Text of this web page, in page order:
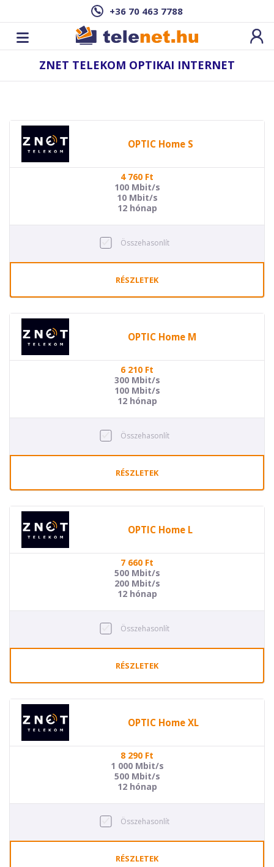
+36 70 463 7788
ZNET TELEKOM OPTIKAI INTERNET
OPTIC Home S
4 760 Ft
100 Mbit/s
10 Mbit/s
12 hónap
Összehasonlít
RÉSZLETEK
OPTIC Home M
6 210 Ft
300 Mbit/s
100 Mbit/s
12 hónap
Összehasonlít
RÉSZLETEK
OPTIC Home L
7 660 Ft
500 Mbit/s
200 Mbit/s
12 hónap
Összehasonlít
RÉSZLETEK
OPTIC Home XL
8 290 Ft
1 000 Mbit/s
500 Mbit/s
12 hónap
Összehasonlít
RÉSZLETEK